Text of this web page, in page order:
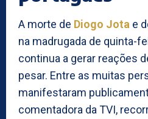
A morte de Diogo Jota e
na madrugada de quinta-
continua a gerar reações
pesar. Entre as muitas
manifestaram
comentadora da TVI,